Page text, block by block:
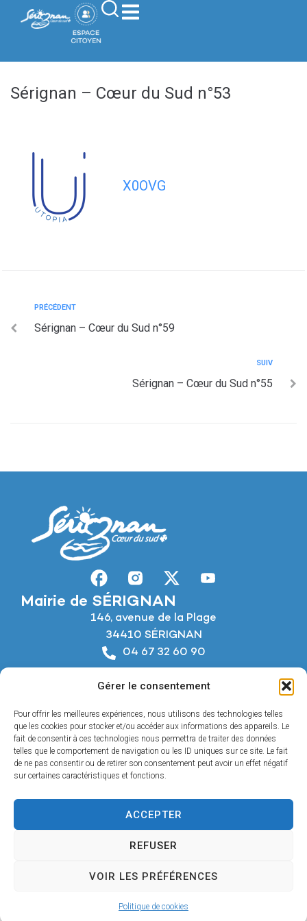
Gérer le consentement
Pour offrir les meilleures expériences, nous utilisons des technologies telles
que les cookies pour stocker et/ou accéder aux informations des appareils. Le
fait de consentir à ces technologies nous permettra de traiter des données
telles que le comportement de navigation ou les ID uniques sur ce site. Le fait
de ne pas consentir ou de retirer son consentement peut avoir un effet négatif
sur certaines caractéristiques et fonctions.
ACCEPTER
REFUSER
VOIR LES PRÉFÉRENCES
Politique de cookies
principal
Sérignan – Cœur du Sud n°53
X0OVG
PRÉCÉDENT
Sérignan – Cœur du Sud n°59
SUIV
Sérignan – Cœur du Sud n°55
Mairie de SÉRIGNAN
146, avenue de la Plage
34410 SÉRIGNAN
04 67 32 60 90
Horaires d’ouverture
Du lundi au jeudi :
De 8h à 12h et de 14h à 18h
Le vendredi :
De 8h à 12h et de 14h à 17h
© 2025 - Propulsé par Utopia